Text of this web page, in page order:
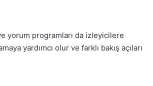
ve yorum programları da izleyicilere
yardımcı olur ve farklı bakış açıları